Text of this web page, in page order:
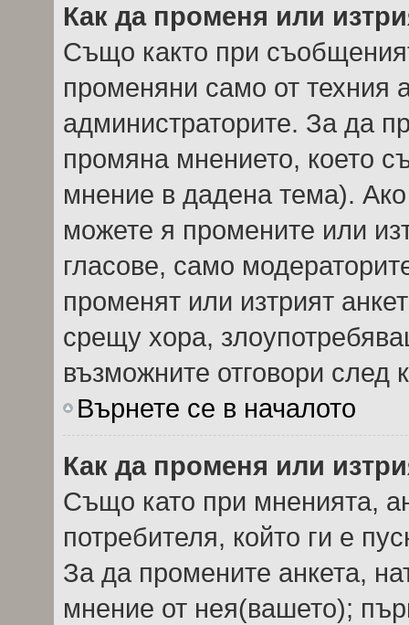
Как да променя или
Също както при
променяни само от техния
администраторите. За да
промяна мнението, което
мнение в дадена тема). Ако
можете я промените или
гласове, само
променят или изтрият
срещу хора,
възможните отговори след
Върнете се в началото
Как да променя или
Също като при мненията,
потребителя, който ги е
За да промените анкета,
мнение от нея(вашето);